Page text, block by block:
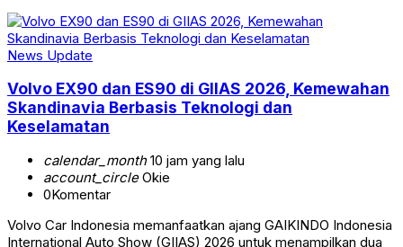
News Update
Volvo EX90 dan ES90 di GIIAS 2026, Kemewahan
Skandinavia Berbasis Teknologi dan
Keselamatan
calendar_month10 jam yang lalu
account_circleOkie
0Komentar
Volvo Car Indonesia memanfaatkan ajang GAIKINDO Indonesia
International Auto Show (GIIAS) 2026 untuk menampilkan dua